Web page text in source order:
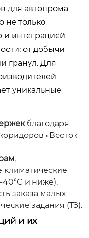
для автопрома
не только
и интеграцией
от добычи
гранул. Для
уникальные
благодаря
«Восток-
,
климатические
40°C и ниже).
заказа малых
задания (ТЗ).
и их